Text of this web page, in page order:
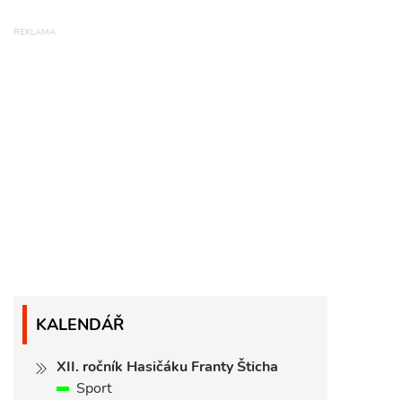
KALENDÁŘ
XII. ročník Hasičáku Franty Šticha
Sport